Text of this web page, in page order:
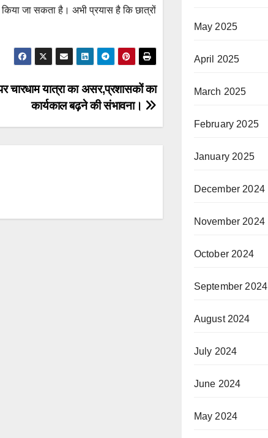
किया जा सकता है। अभी प्रयास है कि छात्रों
चारधाम यात्रा का असर,प्रशासकों का
कार्यकाल बढ़ने की संभावना।
May 2025
April 2025
March 2025
February 2025
January 2025
December 2024
November 2024
October 2024
September 2024
August 2024
July 2024
June 2024
May 2024